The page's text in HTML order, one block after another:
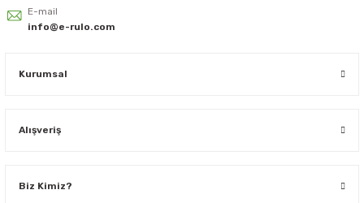
80x60 Yazıcı Rulosu - Termal Rulo ÇOK AL AZ ÖDE
E-mail
info@e-rulo.com
Kurumsal
Alışveriş
Biz Kimiz?